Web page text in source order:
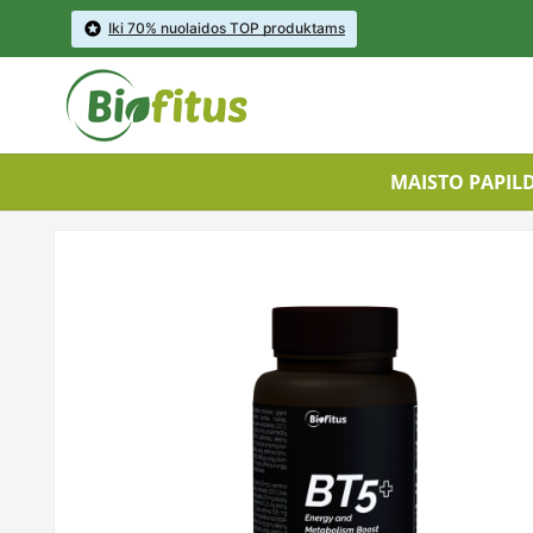
 Iki 70% nuolaidos TOP produktams
MAISTO